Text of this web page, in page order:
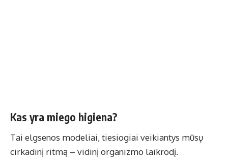
Kas yra miego higiena?
Tai elgsenos modeliai, tiesiogiai veikiantys mūsų
cirkadinį ritmą – vidinį organizmo laikrodį.